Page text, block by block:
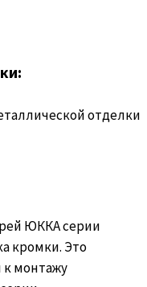
отделки
ЮККА серии
кромки. Это
к монтажу